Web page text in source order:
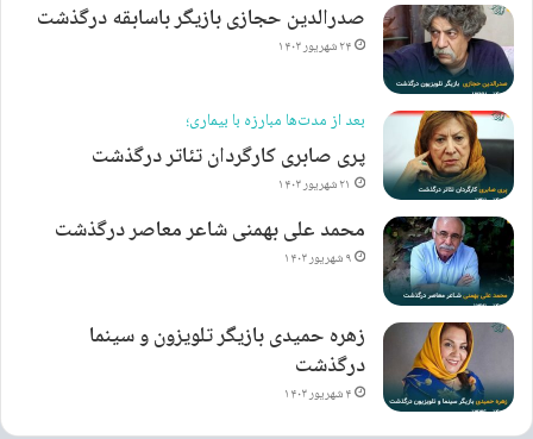
صدرالدین حجازی بازیگر باسابقه درگذشت
۲۴ شهریور ۱۴۰۳
بعد از مدت‌ها مبارزه با بیماری؛
پری صابری کارگردان تئاتر درگذشت
۲۱ شهریور ۱۴۰۳
محمد علی بهمنی شاعر معاصر درگذشت
۹ شهریور ۱۴۰۳
زهره حمیدی بازیگر تلویزون و سینما
درگذشت
۴ شهریور ۱۴۰۳